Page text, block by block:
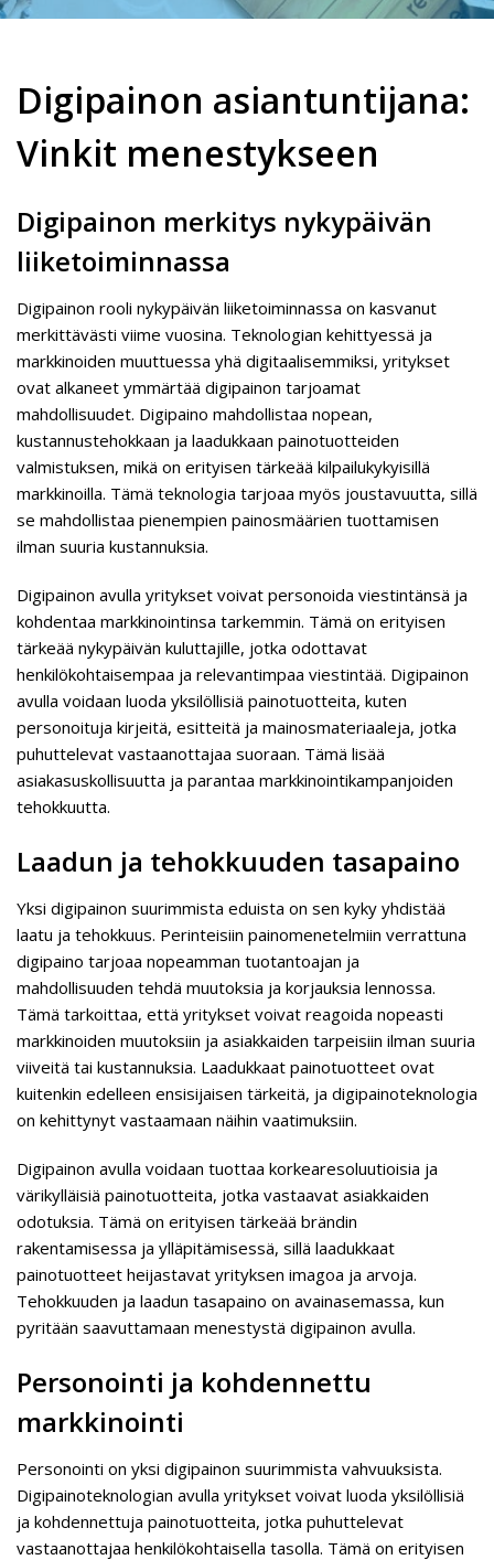
Digipainon asiantuntijana:
Vinkit menestykseen
Digipainon merkitys nykypäivän
liiketoiminnassa
Digipainon rooli nykypäivän liiketoiminnassa on kasvanut
merkittävästi viime vuosina. Teknologian kehittyessä ja
markkinoiden muuttuessa yhä digitaalisemmiksi, yritykset
ovat alkaneet ymmärtää digipainon tarjoamat
mahdollisuudet. Digipaino mahdollistaa nopean,
kustannustehokkaan ja laadukkaan painotuotteiden
valmistuksen, mikä on erityisen tärkeää kilpailukykyisillä
markkinoilla. Tämä teknologia tarjoaa myös joustavuutta, sillä
se mahdollistaa pienempien painosmäärien tuottamisen
ilman suuria kustannuksia.
Digipainon avulla yritykset voivat personoida viestintänsä ja
kohdentaa markkinointinsa tarkemmin. Tämä on erityisen
tärkeää nykypäivän kuluttajille, jotka odottavat
henkilökohtaisempaa ja relevantimpaa viestintää. Digipainon
avulla voidaan luoda yksilöllisiä painotuotteita, kuten
personoituja kirjeitä, esitteitä ja mainosmateriaaleja, jotka
puhuttelevat vastaanottajaa suoraan. Tämä lisää
asiakasuskollisuutta ja parantaa markkinointikampanjoiden
tehokkuutta.
Laadun ja tehokkuuden tasapaino
Yksi digipainon suurimmista eduista on sen kyky yhdistää
laatu ja tehokkuus. Perinteisiin painomenetelmiin verrattuna
digipaino tarjoaa nopeamman tuotantoajan ja
mahdollisuuden tehdä muutoksia ja korjauksia lennossa.
Tämä tarkoittaa, että yritykset voivat reagoida nopeasti
markkinoiden muutoksiin ja asiakkaiden tarpeisiin ilman suuria
viiveitä tai kustannuksia. Laadukkaat painotuotteet ovat
kuitenkin edelleen ensisijaisen tärkeitä, ja digipainoteknologia
on kehittynyt vastaamaan näihin vaatimuksiin.
Digipainon avulla voidaan tuottaa korkearesoluutioisia ja
värikylläisiä painotuotteita, jotka vastaavat asiakkaiden
odotuksia. Tämä on erityisen tärkeää brändin
rakentamisessa ja ylläpitämisessä, sillä laadukkaat
painotuotteet heijastavat yrityksen imagoa ja arvoja.
Tehokkuuden ja laadun tasapaino on avainasemassa, kun
pyritään saavuttamaan menestystä digipainon avulla.
Personointi ja kohdennettu
markkinointi
Personointi on yksi digipainon suurimmista vahvuuksista.
Digipainoteknologian avulla yritykset voivat luoda yksilöllisiä
ja kohdennettuja painotuotteita, jotka puhuttelevat
vastaanottajaa henkilökohtaisella tasolla. Tämä on erityisen